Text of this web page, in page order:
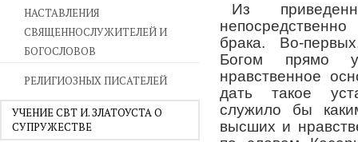
НАСТАВЛЕНИЯ
СВЯЩЕННОСЛУЖИТЕЛЕЙ И
БОГОСЛОВОВ
РЕЛИГИОЗНЫХ ПИСАТЕЛЕЙ
УЧЕНИЕ СВТ И. ЗЛАТОУСТА О
СУПРУЖЕСТВЕ
Из
брака. Во-
Богом прямо
нравственное
дать такое
служило бы
высших и